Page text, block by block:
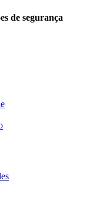
de segurança